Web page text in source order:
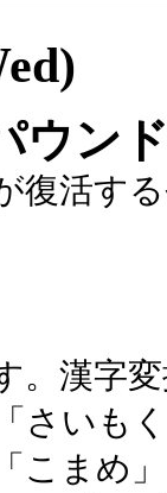
ウン
復活す
。漢字
さいも
こまめ